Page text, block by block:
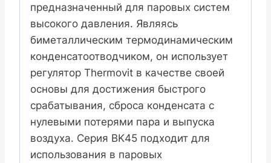
предназначенный для паровых систем
высокого давления. Являясь
биметаллическим термодинамическим
конденсатоотводчиком, он использует
регулятор Thermovit в качестве своей
основы для достижения быстрого
срабатывания, сброса конденсата с
нулевыми потерями пара и выпуска
воздуха. Серия BK45 подходит для
использования в паровых